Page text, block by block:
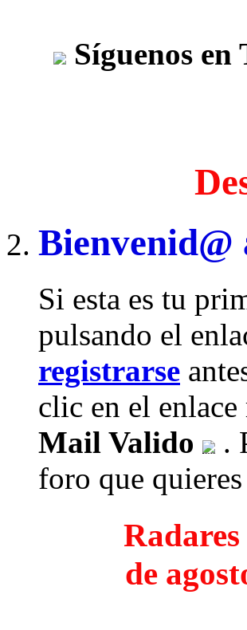
Síguenos en
Si esta es tu
pulsando el
registrarse
clic en el enlace
Mail Valido
.
foro que
de